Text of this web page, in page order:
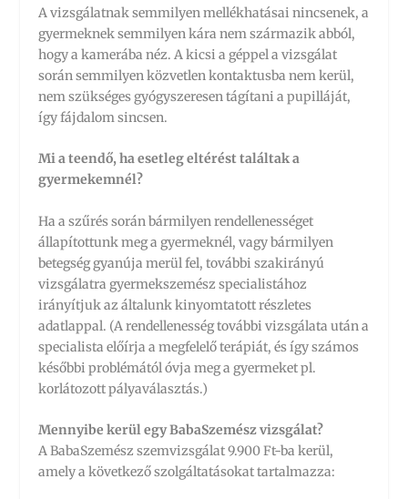
A vizsgálatnak semmilyen mellékhatásai nincsenek, a
gyermeknek semmilyen kára nem származik abból,
hogy a kamerába néz. A kicsi a géppel a vizsgálat
során semmilyen közvetlen kontaktusba nem kerül,
nem szükséges gyógyszeresen tágítani a pupilláját,
így fájdalom sincsen.
Mi a teendő, ha esetleg eltérést találtak a
gyermekemnél?
Ha a szűrés során bármilyen rendellenességet
állapítottunk meg a gyermeknél, vagy bármilyen
betegség gyanúja merül fel, további szakirányú
vizsgálatra gyermekszemész specialistához
irányítjuk az általunk kinyomtatott részletes
adatlappal. (A rendellenesség további vizsgálata után a
specialista előírja a megfelelő terápiát, és így számos
későbbi problémától óvja meg a gyermeket pl.
korlátozott pályaválasztás.)
Mennyibe kerül egy BabaSzemész vizsgálat?
A BabaSzemész szemvizsgálat 9.900 Ft-ba kerül,
amely a következő szolgáltatásokat tartalmazza: